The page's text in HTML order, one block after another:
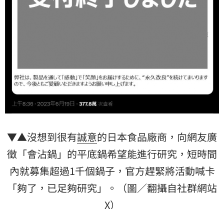
▼▲沒想到很有誠意的日本食品廠商，向網友廣
徵「會沾鍋」的平底鍋希望能進行研究，短時間
內就募集超過1千個鍋子，官方趕緊將活動喊卡
「夠了，已足夠研究」。（圖／翻攝自社群網站
X）